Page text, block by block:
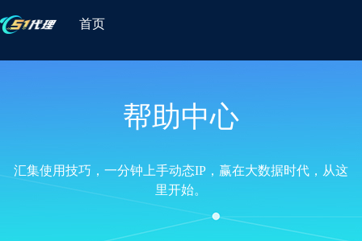
首页
帮助中心
汇集使用技巧，一分钟上手动态IP，赢在大数据时代，从这
里开始。